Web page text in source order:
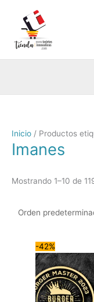
contenido
Inicio / Productos
Imanes
Mostrando 1–10 de
-42%